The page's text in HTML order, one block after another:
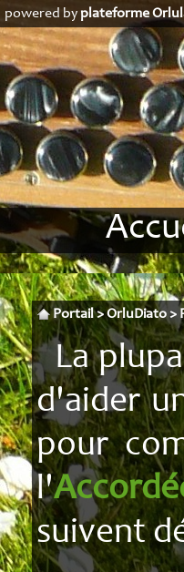
powered by plateforme
Revue de
Portail>OrluDiato>
La
d'aider
pour
l'
suivent